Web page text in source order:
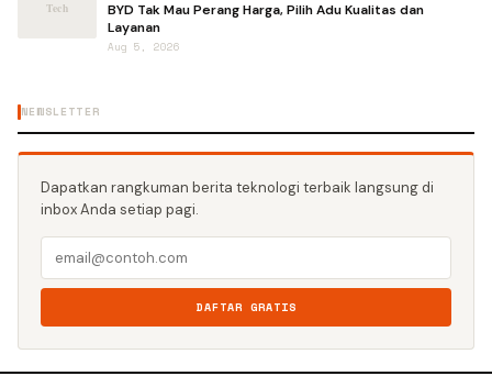
BYD Tak Mau Perang Harga, Pilih Adu Kualitas dan
Layanan
Aug 5, 2026
NEWSLETTER
Dapatkan rangkuman berita teknologi terbaik langsung di
inbox Anda setiap pagi.
DAFTAR GRATIS